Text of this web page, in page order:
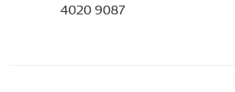
4020 9087